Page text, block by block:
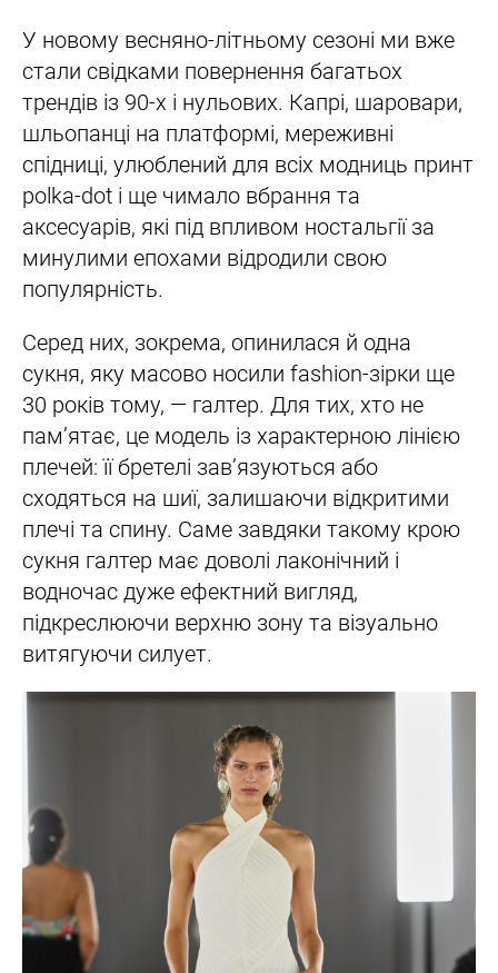
У новому весняно-літньому сезоні ми вже
стали свідками повернення багатьох
трендів із 90-х і нульових. Капрі, шаровари,
шльопанці на платформі, мереживні
спідниці, улюблений для всіх модниць принт
polka-dot і ще чимало вбрання та
аксесуарів, які під впливом ностальгії за
минулими епохами відродили свою
популярність.
Серед них, зокрема, опинилася й одна
сукня, яку масово носили fashion-зірки ще
30 років тому, — галтер. Для тих, хто не
пам’ятає, це модель із характерною лінією
плечей: її бретелі зав’язуються або
сходяться на шиї, залишаючи відкритими
плечі та спину. Саме завдяки такому крою
сукня галтер має доволі лаконічний і
водночас дуже ефектний вигляд,
підкреслюючи верхню зону та візуально
витягуючи силует.